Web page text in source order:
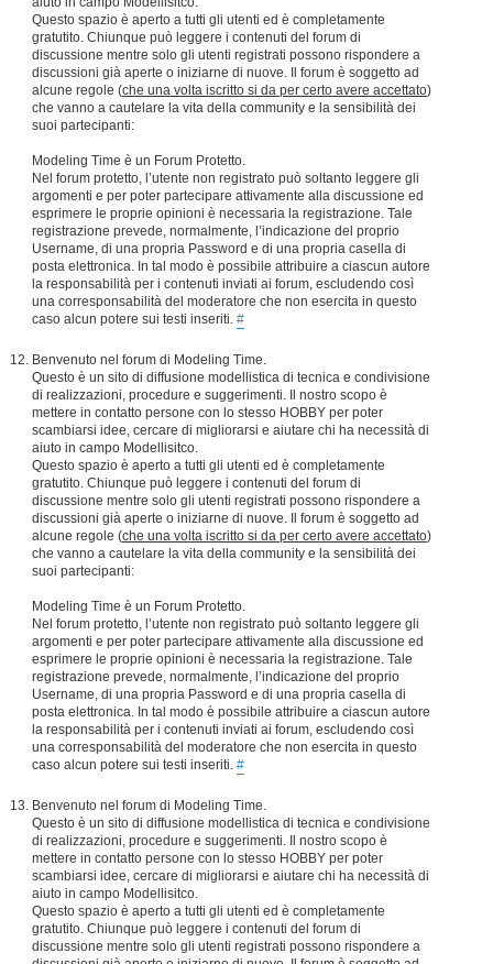
Questo spazio è aperto a tutti gli utenti ed è completamente
gratutito. Chiunque può leggere i contenuti del forum di
discussione mentre solo gli utenti registrati possono rispondere a
discussioni già aperte o iniziarne di nuove. Il forum è soggetto ad
alcune regole (che una volta iscritto si da per certo avere accettato)
che vanno a cautelare la vita della community e la sensibilità dei
suoi partecipanti:
Modeling Time è un Forum Protetto.
Nel forum protetto, l’utente non registrato può soltanto leggere gli
argomenti e per poter partecipare attivamente alla discussione ed
esprimere le proprie opinioni è necessaria la registrazione. Tale
registrazione prevede, normalmente, l’indicazione del proprio
Username, di una propria Password e di una propria casella di
posta elettronica. In tal modo è possibile attribuire a ciascun autore
la responsabilità per i contenuti inviati ai forum, escludendo così
una corresponsabilità del moderatore che non esercita in questo
caso alcun potere sui testi inseriti. #
Benvenuto nel forum di Modeling Time.
Questo è un sito di diffusione modellistica di tecnica e condivisione
di realizzazioni, procedure e suggerimenti. Il nostro scopo è
mettere in contatto persone con lo stesso HOBBY per poter
scambiarsi idee, cercare di migliorarsi e aiutare chi ha necessità di
aiuto in campo Modellisitco.
Questo spazio è aperto a tutti gli utenti ed è completamente
gratutito. Chiunque può leggere i contenuti del forum di
discussione mentre solo gli utenti registrati possono rispondere a
discussioni già aperte o iniziarne di nuove. Il forum è soggetto ad
alcune regole (che una volta iscritto si da per certo avere accettato)
che vanno a cautelare la vita della community e la sensibilità dei
suoi partecipanti:
Modeling Time è un Forum Protetto.
Nel forum protetto, l’utente non registrato può soltanto leggere gli
argomenti e per poter partecipare attivamente alla discussione ed
esprimere le proprie opinioni è necessaria la registrazione. Tale
registrazione prevede, normalmente, l’indicazione del proprio
Username, di una propria Password e di una propria casella di
posta elettronica. In tal modo è possibile attribuire a ciascun autore
la responsabilità per i contenuti inviati ai forum, escludendo così
una corresponsabilità del moderatore che non esercita in questo
caso alcun potere sui testi inseriti. #
Benvenuto nel forum di Modeling Time.
Questo è un sito di diffusione modellistica di tecnica e condivisione
di realizzazioni, procedure e suggerimenti. Il nostro scopo è
mettere in contatto persone con lo stesso HOBBY per poter
scambiarsi idee, cercare di migliorarsi e aiutare chi ha necessità di
aiuto in campo Modellisitco.
Questo spazio è aperto a tutti gli utenti ed è completamente
gratutito. Chiunque può leggere i contenuti del forum di
discussione mentre solo gli utenti registrati possono rispondere a